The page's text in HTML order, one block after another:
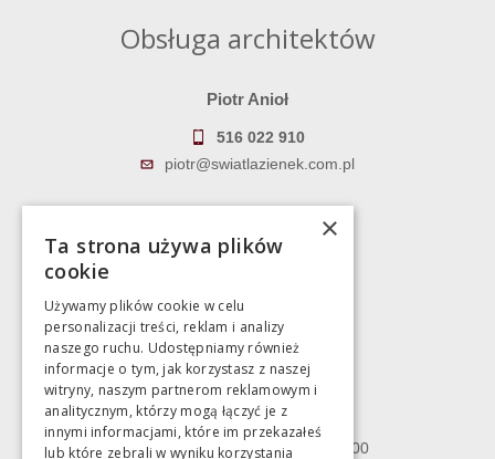
Obsługa architektów
Piotr Anioł
516 022 910
piotr@swiatlazienek.com.pl
783 043 083
Magazyn
Bartycka 24/26 Hala 100
00-716 Warszawa
poniedziałek - piątek 10:00 - 18:00
×
Ta strona używa plików
cookie
Używamy plików cookie w celu
personalizacji treści, reklam i analizy
naszego ruchu. Udostępniamy również
informacje o tym, jak korzystasz z naszej
witryny, naszym partnerom reklamowym i
analitycznym, którzy mogą łączyć je z
innymi informacjami, które im przekazałeś
lub które zebrali w wyniku korzystania